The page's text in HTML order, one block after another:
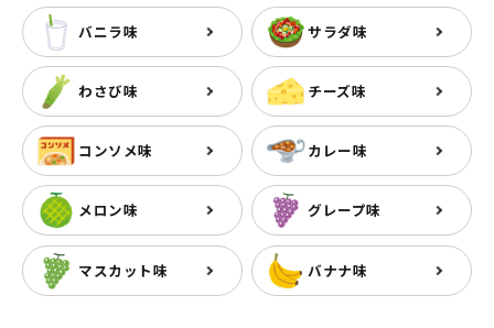
バニラ味 サラダ味
わさび味 チーズ味
コンソメ味 カレー味
メロン味 グレープ味
マスカット味 バナナ味